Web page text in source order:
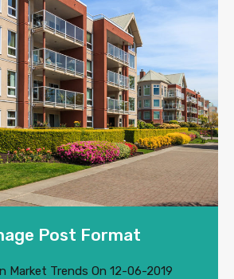
Post Format
Market Trends On 12-06-2019